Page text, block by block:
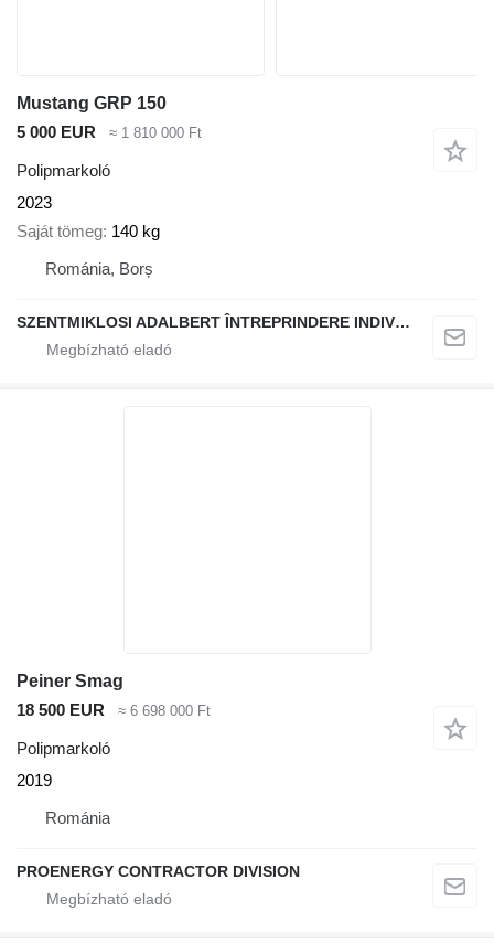
Mustang GRP 150
5 000 EUR
≈ 1 810 000 Ft
Polipmarkoló
2023
Saját tömeg 140 kg
Románia, Borș
SZENTMIKLOSI ADALBERT ÎNTREPRINDERE INDIVIDUALĂ
Peiner Smag
18 500 EUR
≈ 6 698 000 Ft
Polipmarkoló
2019
Románia
PROENERGY CONTRACTOR DIVISION